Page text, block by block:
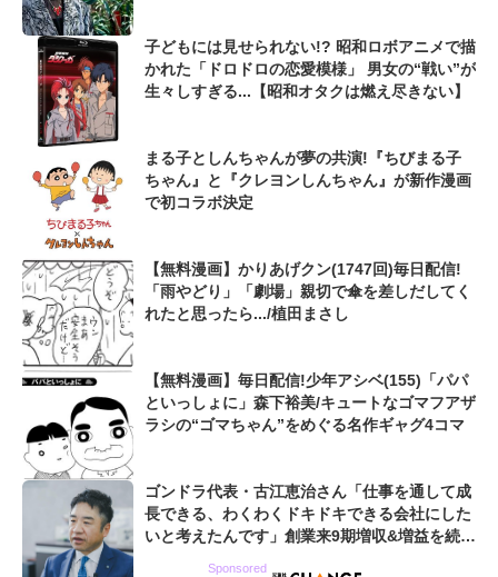
子どもには見せられない!? 昭和ロボアニメで描
かれた「ドロドロの恋愛模様」 男女の“戦い”が
生々しすぎる...【昭和オタクは燃え尽きない】
まる子としんちゃんが夢の共演!『ちびまる子
ちゃん』と『クレヨンしんちゃん』が新作漫画
で初コラボ決定
【無料漫画】かりあげクン(1747回)毎日配信!
「雨やどり」「劇場」親切で傘を差しだしてく
れたと思ったら.../植田まさし
【無料漫画】毎日配信!少年アシベ(155)「パパ
といっしょに」森下裕美/キュートなゴマフアザ
ラシの“ゴマちゃん”をめぐる名作ギャグ4コマ
ゴンドラ代表・古江恵治さん「仕事を通して成
長できる、わくわくドキドキできる会社にした
いと考えたんです」創業来9期増収&増益を続け
Sponsored